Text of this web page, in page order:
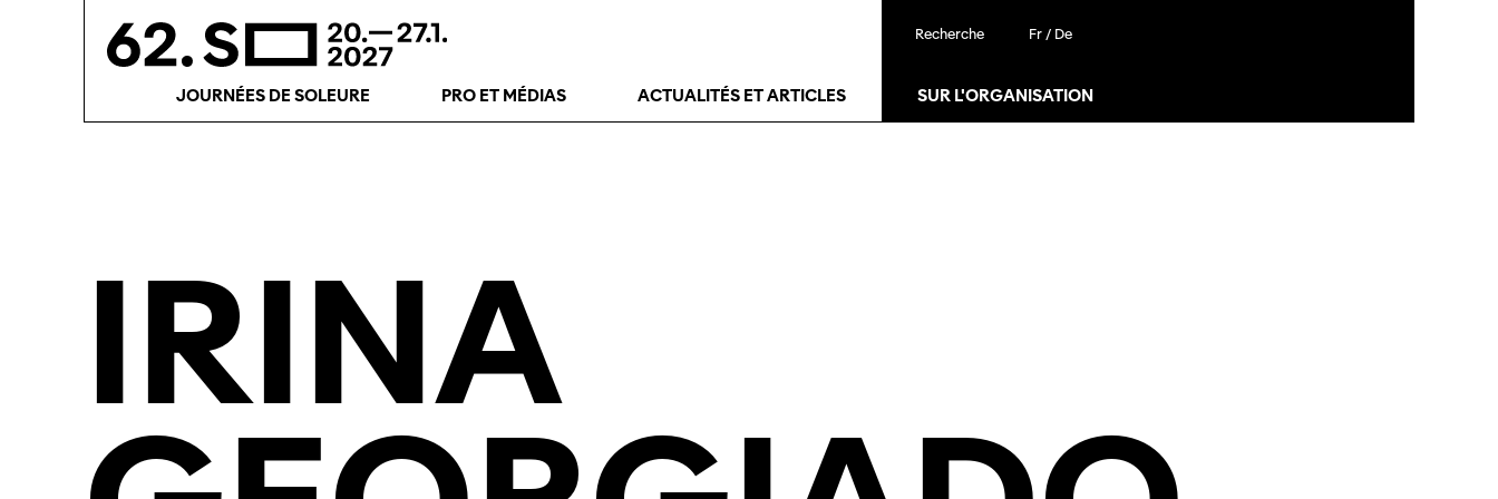
Recherche Fr / De
JOURNÉES DE SOLEURE PRO ET MÉDIAS ACTUALITÉS ET ARTICLES SUR L'ORGANISATION
IRINA